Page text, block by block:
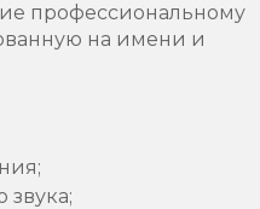
профессиональному
на имени и